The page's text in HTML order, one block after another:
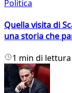
Politica
Quella visita di
una storia che
1 min di lettura